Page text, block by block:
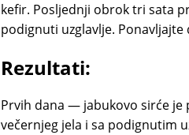
kefir. Posljednji obrok tri sata
podignuti uzglavlje.
Rezultati:
Prvih dana — jabukovo sirće je
večernjeg jela i sa podignutim